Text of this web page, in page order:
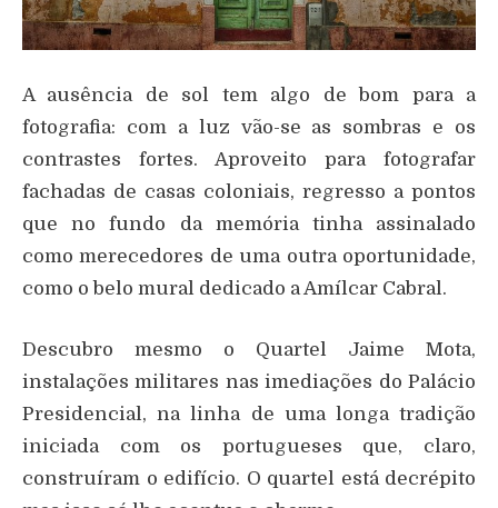
A ausência de sol tem algo de bom para a
fotografia: com a luz vão-se as sombras e os
contrastes fortes. Aproveito para fotografar
fachadas de casas coloniais, regresso a pontos
que no fundo da memória tinha assinalado
como merecedores de uma outra oportunidade,
como o belo mural dedicado a Amílcar Cabral.
Descubro mesmo o Quartel Jaime Mota,
instalações militares nas imediações do Palácio
Presidencial, na linha de uma longa tradição
iniciada com os portugueses que, claro,
construíram o edifício. O quartel está decrépito